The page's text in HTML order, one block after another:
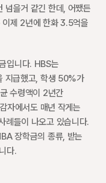
넘을거 같긴 한데, 어쨌든
제 2년에 한화 3.5억을
입니다. HBS는
급했고, 학생 50%가
수령액이 2년간
자에서도 매년 작게는
례들이 나오고 있습니다.
장학금의 종류, 받는
다.